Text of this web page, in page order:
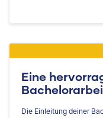
Eine
Die Einleitung deiner